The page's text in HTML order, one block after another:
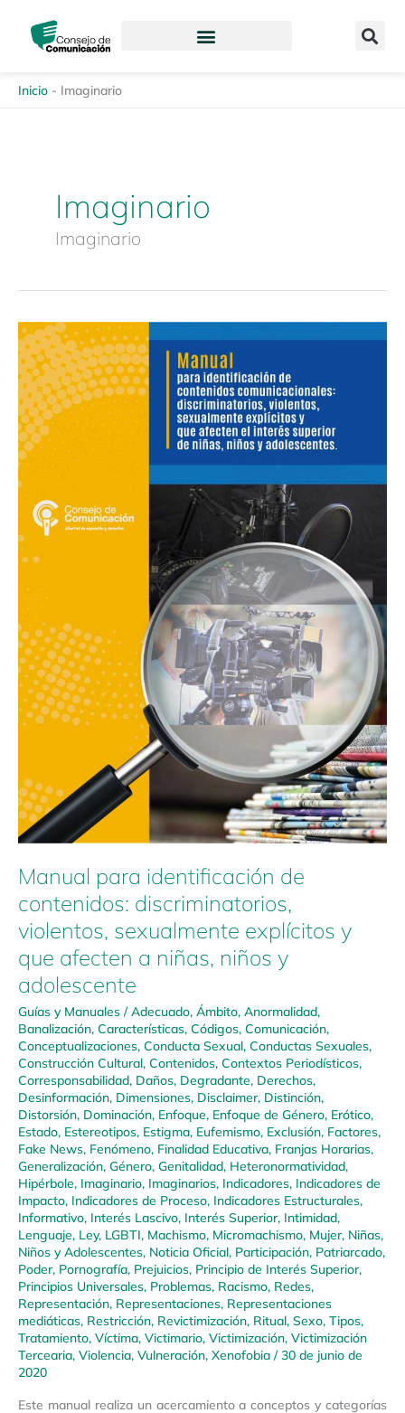
contenido
Inicio - Imaginario
Imaginario
Imaginario
Manual para identificación de
contenidos: discriminatorios,
violentos, sexualmente explícitos y
que afecten a niñas, niños y
adolescente
Guías y Manuales /Adecuado, Ámbito, Anormalidad,
Banalización, Características, Códigos, Comunicación,
Conceptualizaciones, Conducta Sexual, Conductas Sexuales,
Construcción Cultural, Contenidos, Contextos Periodísticos,
Corresponsabilidad, Daños, Degradante, Derechos,
Desinformación, Dimensiones, Disclaimer, Distinción,
Distorsión, Dominación, Enfoque, Enfoque de Género, Erótico,
Estado, Estereotipos, Estigma, Eufemismo, Exclusión, Factores,
Fake News, Fenómeno, Finalidad Educativa, Franjas Horarias,
Generalización, Género, Genitalidad, Heteronormatividad,
Hipérbole, Imaginario, Imaginarios, Indicadores, Indicadores de
Impacto, Indicadores de Proceso, Indicadores Estructurales,
Informativo, Interés Lascivo, Interés Superior, Intimidad,
Lenguaje, Ley, LGBTI, Machismo, Micromachismo, Mujer, Niñas,
Niños y Adolescentes, Noticia Oficial, Participación, Patriarcado,
Poder, Pornografía, Prejuicios, Principio de Interés Superior,
Principios Universales, Problemas, Racismo, Redes,
Representación, Representaciones, Representaciones
mediáticas, Restricción, Revictimización, Ritual, Sexo, Tipos,
Tratamiento, Víctima, Victimario, Victimización, Victimización
Tercearia, Violencia, Vulneración, Xenofobia /30 de junio de
2020
Este manual realiza un acercamiento a conceptos y categorías
Manual
para
identificación
de
contenidos:
discriminatorios,
violentos,
sexualmente
explícitos
que
afecten
niñas,
niños
y
adolescente